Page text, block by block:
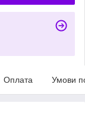
Оплата Умови